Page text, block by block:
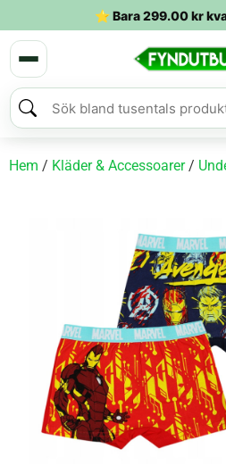
⭐ Bara299.00kr
Hem / Kläder & Accessoarer/